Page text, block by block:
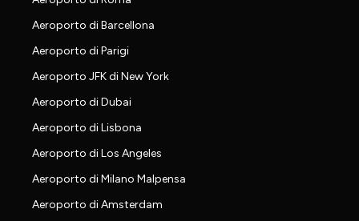
Aeroporto di Barcellona
Aeroporto di Parigi
Aeroporto JFK di New York
Aeroporto di Dubai
Aeroporto di Lisbona
Aeroporto di Los Angeles
Aeroporto di Milano Malpensa
Aeroporto di Amsterdam